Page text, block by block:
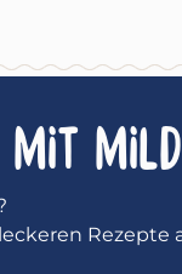
MIT
Rezepte